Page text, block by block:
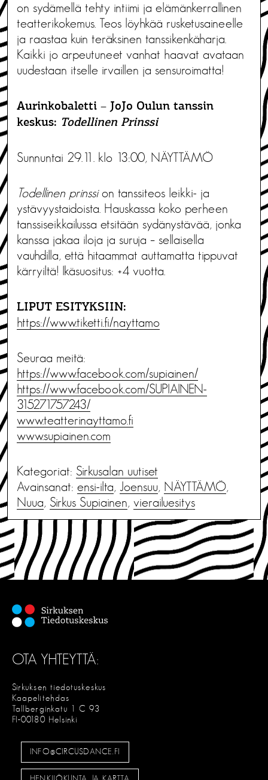
on sydämellä tehty intiimi ja elämänkerrallinen
teatterikokemus. Teos löyhkää rusketusaineelle
ja raastaa kuin teräksinen tanssikenkäharja.
Kaikki jo arpeutuneet vanhat haavat avataan
uudestaan itselle irvaillen ja sensuroimatta!
Aurinkobaletti – JoJo Oulun tanssin
keskus: Todellinen Prinssi
Sunnuntai 29.11. klo 13:00, NÄYTTÄMÖ
Todellinen prinssion tanssiteos leikki- ja
ystävyystaidoista. Hauskassa koko perheen
tanssiseikkailussa etsitään sydänystävää, jonka
kanssa jakaa iloja ja suruja – sellaisella
vauhdilla, että hitaammat auttamatta tippuvat
kärryiltä! Ikäsuositus: +4 vuotta.
LIPUT ESITYKSIIN:
https://www.tiketti.fi/nayttamo
Seuraa meitä:
https://www.facebook.com/supiainen/
https://www.facebook.com/SUPIAINEN-
315271757243/
www.teatterinayttamo.fi
www.supiainen.com
Kategoriat: Sirkusalan uutiset
Avainsanat: ensi-ilta, Joensuu, NÄYTTÄMÖ,
Nuua, Sirkus Supiainen, vierailuesitys
OTA YHTEYTTÄ:
Sirkuksen tiedotuskeskus
Kaapelitehdas
Tallberginkatu 1 C 93
FI-00180 Helsinki
INFO@CIRCUSDANCE.FI